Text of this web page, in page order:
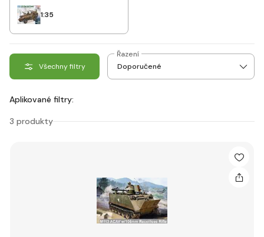
1:35
Všechny filtry
Řazení
Aplikované filtry:
3 produkty